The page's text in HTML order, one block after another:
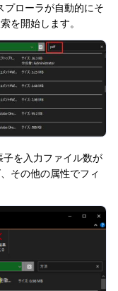
プローラが自動的にそ
を開始します。
子を入力ファイル数が
その他の属性でフィ